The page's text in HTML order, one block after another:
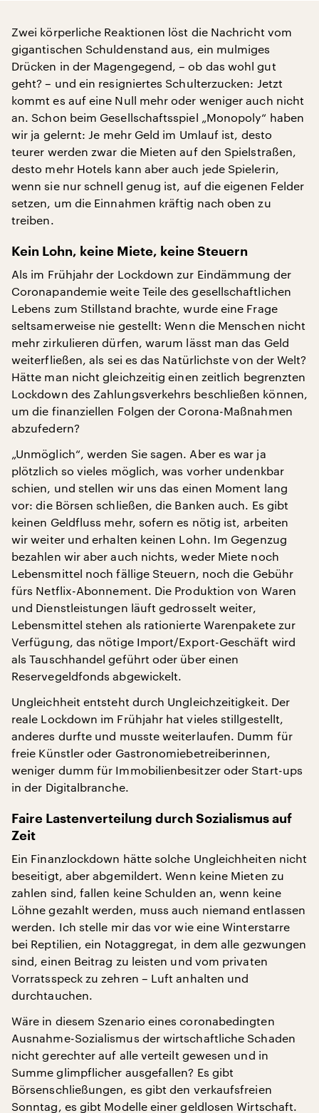
Zwei körperliche Reaktionen löst die Nachricht vom
gigantischen Schuldenstand aus, ein mulmiges
Drücken in der Magengegend, – ob das wohl gut
geht? – und ein resigniertes Schulterzucken: Jetzt
kommt es auf eine Null mehr oder weniger auch nicht
an. Schon beim Gesellschaftsspiel „Monopoly“ haben
wir ja gelernt: Je mehr Geld im Umlauf ist, desto
teurer werden zwar die Mieten auf den Spielstraßen,
desto mehr Hotels kann aber auch jede Spielerin,
wenn sie nur schnell genug ist, auf die eigenen Felder
setzen, um die Einnahmen kräftig nach oben zu
treiben.
Kein Lohn, keine Miete, keine Steuern
Als im Frühjahr der Lockdown zur Eindämmung der
Coronapandemie weite Teile des gesellschaftlichen
Lebens zum Stillstand brachte, wurde eine Frage
seltsamerweise nie gestellt: Wenn die Menschen nicht
mehr zirkulieren dürfen, warum lässt man das Geld
weiterfließen, als sei es das Natürlichste von der Welt?
Hätte man nicht gleichzeitig einen zeitlich begrenzten
Lockdown des Zahlungsverkehrs beschließen können,
um die finanziellen Folgen der Corona-Maßnahmen
abzufedern?
„Unmöglich“, werden Sie sagen. Aber es war ja
plötzlich so vieles möglich, was vorher undenkbar
schien, und stellen wir uns das einen Moment lang
vor: die Börsen schließen, die Banken auch. Es gibt
keinen Geldfluss mehr, sofern es nötig ist, arbeiten
wir weiter und erhalten keinen Lohn. Im Gegenzug
bezahlen wir aber auch nichts, weder Miete noch
Lebensmittel noch fällige Steuern, noch die Gebühr
fürs Netflix-Abonnement. Die Produktion von Waren
und Dienstleistungen läuft gedrosselt weiter,
Lebensmittel stehen als rationierte Warenpakete zur
Verfügung, das nötige Import/Export-Geschäft wird
als Tauschhandel geführt oder über einen
Reservegeldfonds abgewickelt.
Ungleichheit entsteht durch Ungleichzeitigkeit. Der
reale Lockdown im Frühjahr hat vieles stillgestellt,
anderes durfte und musste weiterlaufen. Dumm für
freie Künstler oder Gastronomiebetreiberinnen,
weniger dumm für Immobilienbesitzer oder Start-ups
in der Digitalbranche.
Faire Lastenverteilung durch Sozialismus auf
Zeit
Ein Finanzlockdown hätte solche Ungleichheiten nicht
beseitigt, aber abgemildert. Wenn keine Mieten zu
zahlen sind, fallen keine Schulden an, wenn keine
Löhne gezahlt werden, muss auch niemand entlassen
werden. Ich stelle mir das vor wie eine Winterstarre
bei Reptilien, ein Notaggregat, in dem alle gezwungen
sind, einen Beitrag zu leisten und vom privaten
Vorratsspeck zu zehren – Luft anhalten und
durchtauchen.
Wäre in diesem Szenario eines coronabedingten
Ausnahme-Sozialismus der wirtschaftliche Schaden
nicht gerechter auf alle verteilt gewesen und in
Summe glimpflicher ausgefallen? Es gibt
Börsenschließungen, es gibt den verkaufsfreien
Sonntag, es gibt Modelle einer geldlosen Wirtschaft.